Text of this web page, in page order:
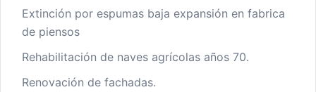
Extinción por espumas baja expansión en fabrica
de piensos
Rehabilitación de naves agrícolas años 70.
Renovación de fachadas.